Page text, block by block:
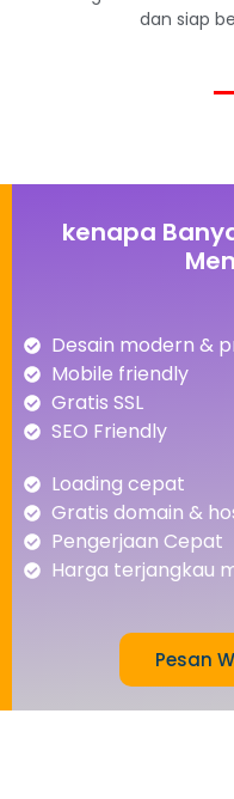
dan siap
kenapa
Desain modern &
Mobile friendly
Gratis SSL
SEO Friendly
Loading cepat
Gratis domain &
Pengerjaan Cepat
Harga terjangkau
Pesan